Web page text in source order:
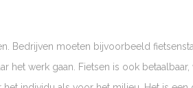
Bedrijven moeten bijvoorbeeld
werk gaan. Fietsen is ook betaalbaar,